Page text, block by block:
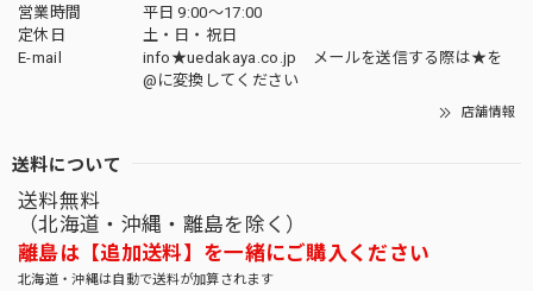
営業時間
平日 9:00～17:00
定休日
土・日・祝日
E-mail
info★uedakaya.co.jp メールを送信する際は★を
@に変換してください
店舗情報
送料について
送料無料
（北海道・沖縄・離島を除く）
離島は【追加送料】を一緒にご購入ください
北海道・沖縄は自動で送料が加算されます